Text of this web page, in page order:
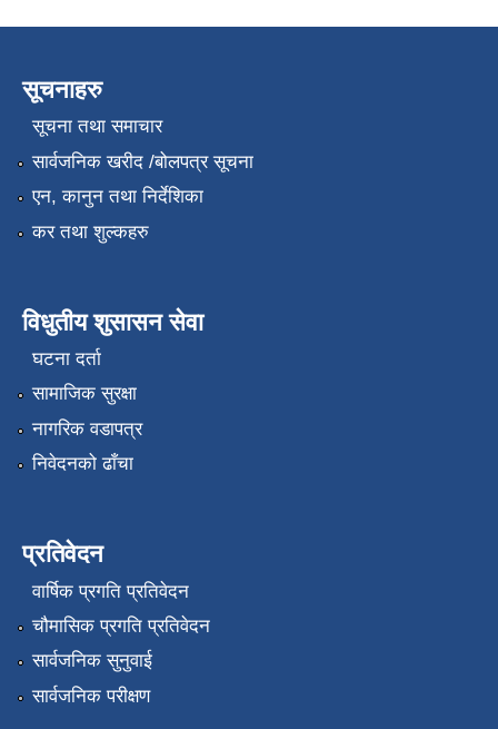
सूचनाहरु
सूचना तथा समाचार
सार्वजनिक खरीद /बोलपत्र सूचना
एन, कानुन तथा निर्देशिका
कर तथा शुल्कहरु
विधुतीय शुसासन सेवा
घटना दर्ता
सामाजिक सुरक्षा
नागरिक वडापत्र
निवेदनको ढाँचा
प्रतिवेदन
वार्षिक प्रगति प्रतिवेदन
चौमासिक प्रगति प्रतिवेदन
सार्वजनिक सुनुवाई
सार्वजनिक परीक्षण